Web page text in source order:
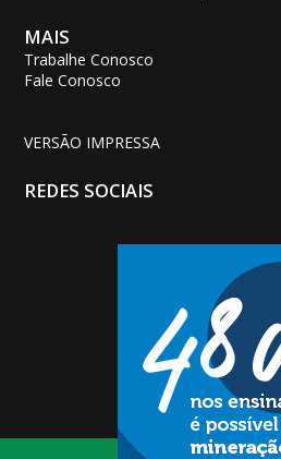
MAIS
Trabalhe Conosco
Fale Conosco
VERSÃO IMPRESSA
REDES SOCIAIS